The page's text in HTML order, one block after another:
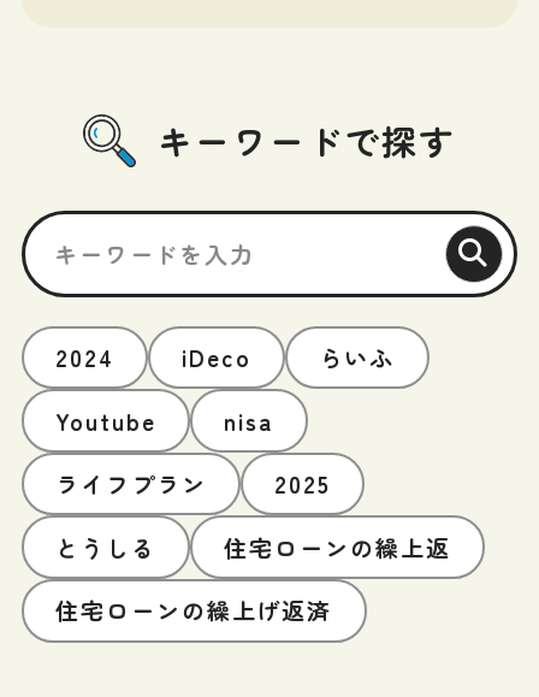
キーワードで探す
2024 iDeco
らいふ
Youtube
nisa
ライフプラン
2025
とうしる
住宅ローンの繰上返
住宅ローンの繰上げ返済